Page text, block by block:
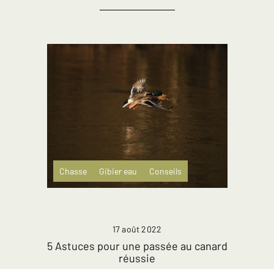
Chasse Gibier eau Conseils
17 août 2022
5 Astuces pour une passée au canard
réussie